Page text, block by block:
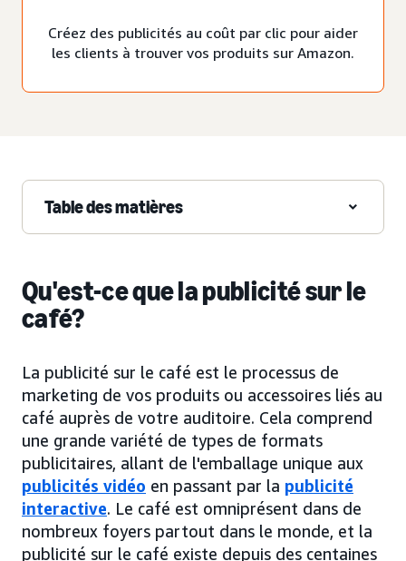
Créez des publicités au coût par clic pour aider
les clients à trouver vos produits sur Amazon.
Table des matières
Qu'est-ce que la publicité sur le
café?
La publicité sur le café est le processus de
marketing de vos produits ou accessoires liés au
café auprès de votre auditoire. Cela comprend
une grande variété de types de formats
publicitaires, allant de l'emballage unique aux
publicités vidéo en passant par la publicité
interactive. Le café est omniprésent dans de
nombreux foyers partout dans le monde, et la
publicité sur le café existe depuis des centaines